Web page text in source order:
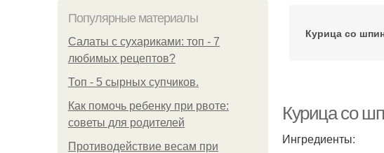
Популярные материалы
Салаты с сухариками: топ - 7
любимых рецептов?
Топ - 5 сырных супчиков.
Как помочь ребенку при рвоте:
советы для родителей
Противодействие весам при
Курица со
Курица со
Ингредиенты: